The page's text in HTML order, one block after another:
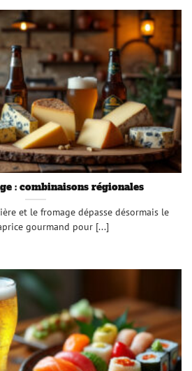
: combinaisons régionales
et le fromage dépasse désormais le
gourmand pour [...]